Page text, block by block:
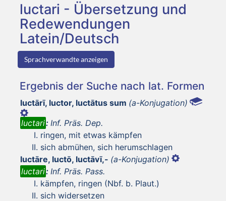
luctari - Übersetzung und
Redewendungen
Latein/Deutsch
Sprachverwandte anzeigen
Ergebnis der Suche nach lat. Formen
luctārī, luctor, luctātus sum (a-Konjugation)
luctari: Inf. Präs. Dep.
ringen, mit etwas kämpfen
sich abmühen, sich herumschlagen
luctāre, luctō, luctāvī,- (a-Konjugation)
luctari: Inf. Präs. Pass.
kämpfen, ringen (Nbf. b. Plaut.)
sich widersetzen